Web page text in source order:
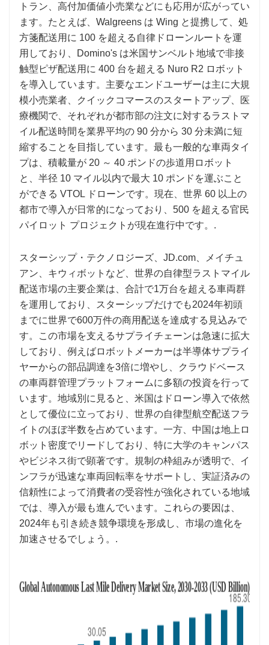
トラン、高付加価値小売業などにも応用が広がってい
ます。たとえば、Walgreens は Wing と提携して、処
方箋配送用に 100 を超える自律ドローンルートを運
用しており、Domino's は米国サンベルト地域で非接
触型ピザ配送用に 400 台を超える Nuro R2 ロボット
を導入しています。主要なエンドユーザーは主に大規
模小売業者、クイックコマースのスタートアップ、医
療機関で、それぞれが都市部の注文に対するラストマ
イル配送時間を業界平均の 90 分から 30 分未満に短
縮することを目指しています。最も一般的な車両タイ
プは、積載量が 20 ～ 40 ポンドの歩道用ロボット
と、半径 10 マイル以内で最大 10 ポンドを運ぶこと
ができる VTOL ドローンです。現在、世界 60 以上の
都市で導入が日常的になっており、500 を超える官民
パイロット プロジェクトが現在進行中です。.
スターシップ・テクノロジーズ、JD.com、メイチュ
アン、キウィボットなど、世界の自律型ラストマイル
配送市場の主要企業は、合計で1万台を超える車両群
を運用しており、スターシップだけでも2024年初頭
までに世界で600万件の商用配送を達成する見込みで
す。この市場を支えるサプライチェーンは急速に拡大
しており、例えばロボットメーカーは半導体サプライ
ヤーからの部品調達を3倍に増やし、クラウドベース
の車両群管理プラットフォームに多額の投資を行って
います。地域別に見ると、米国はドローン導入で依然
として優位に立っており、世界の自律型航空配送フラ
イトのほぼ半数を占めています。一方、中国は地上ロ
ボット密度でリードしており、特に大学のキャンパス
やビジネス街で顕著です。規制の枠組みが透明で、イ
ンフラが迅速な車両回転率をサポートし、実証済みの
信頼性によって消費者の受容性が強化されている地域
では、導入が最も進んでいます。これらの要因は、
2024年も引き続き競争環境を形成し、市場の進化を
加速させるでしょう。.